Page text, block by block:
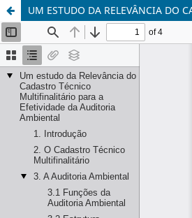
UM ESTUDO DA RELEVÂNCIA DO